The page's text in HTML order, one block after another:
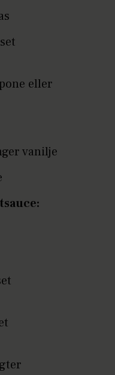
eller
vanilje